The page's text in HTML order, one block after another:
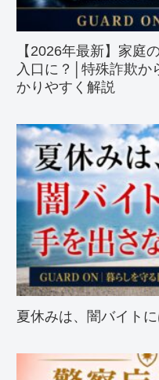
【2026年最新】家庭
入口に？│特殊詐欺か
かりやすく解説
夏休みは、闇バイト